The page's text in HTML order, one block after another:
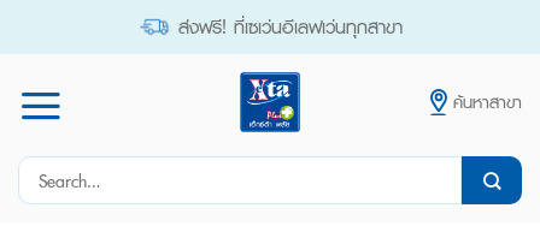
ส่งฟรี! ที่เซเว่นอีเลฟเว่นทุกสาขา
ค้นหาสาขา
Search